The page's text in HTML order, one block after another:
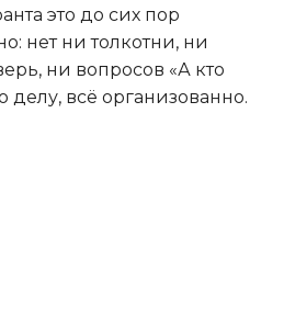
это до сих пор
нет ни толкотни, ни
ни вопросов «А кто
делу, всё организованно.